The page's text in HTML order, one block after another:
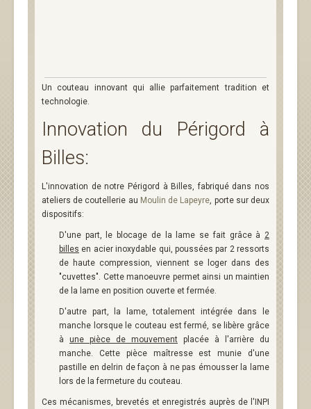
Un couteau innovant qui allie parfaitement tradition et
technologie.
Innovation du Périgord à
Billes:
L'innovation de notre Périgord à Billes, fabriqué dans nos
ateliers de coutellerie au Moulin de Lapeyre, porte sur deux
dispositifs:
D'une part, le blocage de la lame se fait grâce à 2
billes en acier inoxydable qui, poussées par 2 ressorts
de haute compression, viennent se loger dans des
"cuvettes". Cette manoeuvre permet ainsi un maintien
de la lame en position ouverte et fermée.
D'autre part, la lame, totalement intégrée dans le
manche lorsque le couteau est fermé, se libère grâce
à une pièce de mouvement placée à l'arrière du
manche. Cette pièce maîtresse est munie d'une
pastille en delrin de façon à ne pas émousser la lame
lors de la fermeture du couteau.
Ces mécanismes, brevetés et enregistrés auprès de l'INPI